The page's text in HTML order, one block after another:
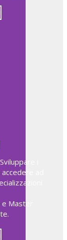
i
ad
Master